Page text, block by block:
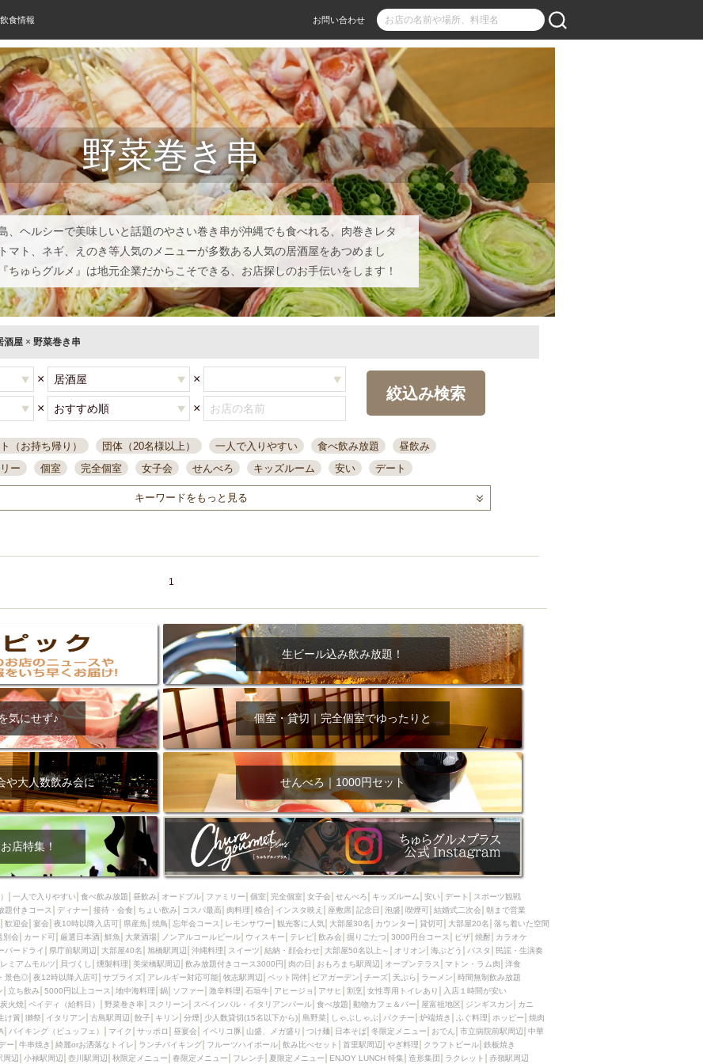
食情報 お問い合わせ
野菜巻き串
、ヘルシーで美味しいと話題のやさい巻き串が沖縄でも食べれる、肉巻きレタ
マト、ネギ、えのき等人気のメニューが多数ある人気の居酒屋をあつめまし
ちゅらグルメ』は地元企業だからこそできる、お店探しのお手伝いをします！
酒屋 × 野菜巻き串
× ×
× ×
絞込み検索
（お持ち帰り） 団体（20名様以上） 一人で入りやすい 食べ飲み放題
昼飲み
ー 個室 完全個室 女子会 せんべろ キッズルーム 安い
デート
一人飲み 誕生日 大人数
み コスパ最高 肉料理 模合 インスタ映え 座敷席 記念日 泡盛
喫煙可
県産魚 焼鳥 忘年会コース レモンサワー 観光客に人気 大部屋30名
カウンター
4000円台コース
デリバリー 寿司 クリスマス 和食
クーポン
県庁前駅周辺 旭橋駅周辺 沖縄料理 スイーツ
結納・顔会わせ
オリオン 海ぶどう 民謡・生演奏 気軽に一杯
店内全面禁煙
ー豚 プレミアムモルツ 貝づくし 燻製料理
美栄橋駅周辺
円
肉の日 おもろまち駅周辺 オープンテラス マトン・ラム肉
洋食
カレー チャージ無し 牡蠣 夜景・景色◎ 夜12時以降入店可
サプライズ
牧志駅周辺 ペット同伴 ビアガーデン 天ぷら
時間無制飲み放題
沖縄そば 串揚げ バレンタイン 立ち飲み 5000円以上コース 地中海料理
鍋
石垣牛 アヒージョ アサヒ 割烹 女性専用トイレあり
入店１時間が安い
スペシャルディナー ホルモン(もつ) 炭火焼 ペイディ（給料日）
野菜巻き串
バル・イタリアンバール 食べ放題 動物カフェ＆バー 屋富祖地区
ジンギスカン
エ 安里駅周辺 アジア・エスニック 熱燗 生け簀 獺祭 イタリアン
古島駅周辺
煙 少人数貸切(15名以下から) しゃぶしゃぶ パクチー 炉端焼き
ふぐ料理
電気ブラン エビスビール ウェディング 58KACHA-SEA
バイキング（ビュッフェ）
昼宴会 イベリコ豚 山盛、メガ盛り つけ麺 日本そば 冬限定メニュー
おでん
中華 お好み焼き・もんじゃ オーガニック プレミアムフライデー
牛串焼き
ランチバイキング フルーツハイボール 飲み比べセット 首里駅周辺
やぎ料理
焼き 幹事様特典 おばんざい チーズタッカルビ 奥武山公園駅周辺
小禄駅周辺
ニュー 春限定メニュー フレンチ 夏限定メニュー ENJOY LUNCH 特集
造形集団
辺 シードル 那覇空港駅周辺 儀保駅周辺
キーワードをもっと見る
1
生ビール込み飲み放題！
気にせず♪ 個室・貸切｜完全個室でゆったりと
や大人数飲み会に せんべろ｜1000円セット
店特集！
一人で入りやすい 食べ飲み放題 昼飲み オードブル ファミリー 個室 完全個室 女子会 せんべろ キッズルーム 安い デート
スポーツ観戦
題付きコース ディナー 接待・会食 ちょい飲み コスパ最高 肉料理 模合 インスタ映え 座敷席 記念日 泡盛 喫煙可 結婚式二次会 朝まで営業
歓迎会 宴会 夜10時以降入店可 県産魚 焼鳥 忘年会コース レモンサワー 観光客に人気 大部屋30名 カウンター 貸切可 大部屋20名
落ち着いた空間
別会 カード可 厳選日本酒 鮮魚 大衆酒場 ノンアルコールビール ウィスキー テレビ 飲み会 掘りごたつ 3000円台コース ピザ 焼酎
カラオケ
パードライ 県庁前駅周辺 大部屋40名 旭橋駅周辺 沖縄料理 スイーツ 結納・顔会わせ 大部屋50名以上～ オリオン 海ぶどう パスタ
民謡・生演奏
ミアムモルツ 貝づくし 燻製料理 美栄橋駅周辺 飲み放題付きコース3000円 肉の日 おもろまち駅周辺 オープンテラス マトン・ラム肉
洋食
景色◎ 夜12時以降入店可 サプライズ アレルギー対応可能 牧志駅周辺 ペット同伴 ビアガーデン チーズ 天ぷら ラーメン
時間無制飲み放題
立ち飲み 5000円以上コース 地中海料理 鍋 ソファー 激辛料理 石垣牛 アヒージョ アサヒ 割烹 女性専用トイレあり
入店１時間が安い
炭火焼 ペイディ（給料日） 野菜巻き串 スクリーン スペインバル・イタリアンバール 食べ放題 動物カフェ＆バー 屋富祖地区 ジンギスカン
カニ
け簀 獺祭 イタリアン 古島駅周辺 餃子 キリン 分煙 少人数貸切(15名以下から) 島野菜 しゃぶしゃぶ パクチー 炉端焼き ふぐ料理 ホッピー
焼肉
バイキング（ビュッフェ） マイク サッポロ 昼宴会 イベリコ豚 山盛、メガ盛り つけ麺 日本そば 冬限定メニュー おでん 市立病院前駅周辺
中華
ー 牛串焼き 綺麗orお洒落なトイレ ランチバイキング フルーツハイボール 飲み比べセット 首里駅周辺 やぎ料理 クラフトビール 鉄板焼き
周辺 小禄駅周辺 壺川駅周辺 秋限定メニュー 春限定メニュー フレンチ 夏限定メニュー ENJOY LUNCH 特集 造形集団 ラクレット 赤嶺駅周辺